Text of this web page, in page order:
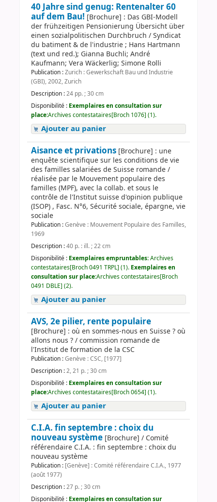
40 Jahre sind genug: Rentenalter 60
auf dem Bau! [Brochure] : Das GBI-Modell
der frühzeitigen Pensionierung Übersicht über
einen sozialpolitischen Durchbruch / Syndicat
du batiment & de l'industrie ; Hans Hartmann
(text und red.); Gianna Buchli; André
Kaufmann; Vera Wäckerlig; Simone Rolli
Publication :Zurich : Gewerkschaft Bau und Industrie
(GBI), 2002, Zurich
Description :24 pp. ; 30 cm
Disponibilité : Exemplaires en consultation sur
place:Archives contestataires[Broch 1076] (1).
Ajouter au panier
Aisance et privations [Brochure] : une
enquête scientifique sur les conditions de vie
des familles salariées de Suisse romande /
réalisée par le Mouvement populaire des
familles (MPF), avec la collab. et sous le
contrôle de l'Institut suisse d'opinion publique
(ISOP) , Fasc. N°6, Sécurité sociale, épargne, vie
sociale
Publication :Genève : Mouvement Populaire des Familles,
1969
Description :40 p. : ill. ; 22 cm
Disponibilité : Exemplaires empruntables:Archives
contestataires[Broch 0491 TRPL] (1). Exemplaires en
consultation sur place:Archives contestataires[Broch
0491 DBLE] (2).
Ajouter au panier
AVS, 2e pilier, rente populaire
[Brochure] : où en sommes-nous en Suisse ? où
allons nous ? / commission romande de
l'Institut de formation de la CSC
Publication :Genève : CSC, [1977]
Description :2, 21 p. ; 30 cm
Disponibilité : Exemplaires en consultation sur
place:Archives contestataires[Broch 0654] (1).
Ajouter au panier
C.I.A. fin septembre : choix du
nouveau système [Brochure] / Comité
référendaire C.I.A. : fin septembre : choix du
nouveau système
Publication : [Genève] : Comité référendaire C.I.A., 1977
(août 1977)
Description :27 p. ; 30 cm
Disponibilité : Exemplaires en consultation sur